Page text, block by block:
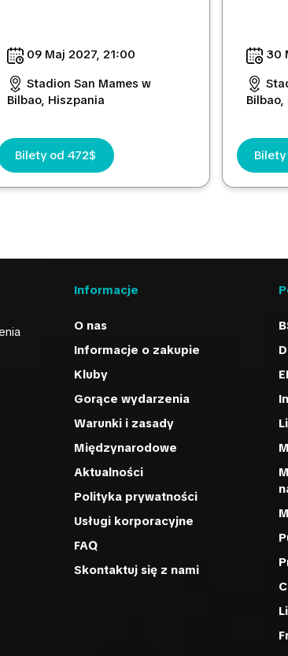
09 Maj 2027, 21:00
Stadion San Mames w
Bilbao, Hiszpania
Bilety od 472$
30
Informacje
O nas
Informacje o zakupie
Kluby
Gorące wydarzenia
Warunki i zasady
Międzynarodowe
Aktualności
Polityka prywatności
Usługi korporacyjne
FAQ
Skontaktuj się z nami